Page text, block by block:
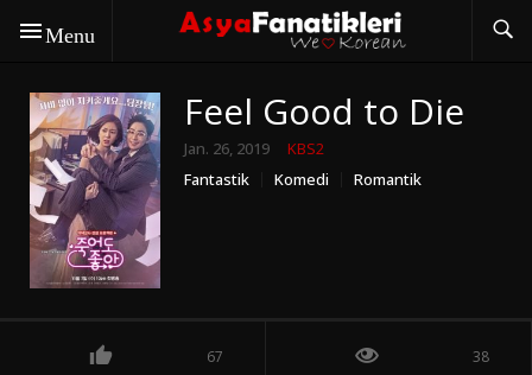
Menu
Feel Good to Die
Jan. 26, 2019
KBS2
Fantastik
Komedi Romantik
67 38